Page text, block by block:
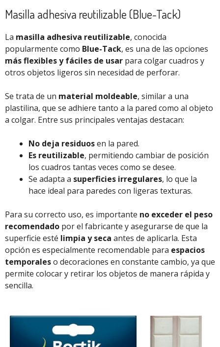
Masilla adhesiva reutilizable (Blue-Tack)
La masilla adhesiva reutilizable, conocida
popularmente como Blue-Tack, es una de las opciones
más flexibles y fáciles de usar para colgar cuadros y
otros objetos ligeros sin necesidad de perforar.
Se trata de un material moldeable, similar a una
plastilina, que se adhiere tanto a la pared como al objeto
a colgar. Entre sus principales ventajas destacan:
No deja residuosen la pared.
Es reutilizable, permitiendo cambiar de posición
los cuadros tantas veces como se desee.
Se adapta a superficies irregulares, lo que la
hace ideal para paredes con ligeras texturas.
Para su correcto uso, es importante no exceder el peso
recomendado por el fabricante y asegurarse de que la
superficie esté limpia y seca antes de aplicarla. Esta
opción es especialmente recomendable para espacios
temporaleso decoraciones en constante cambio, ya que
permite colocar y retirar los objetos de manera rápida y
sencilla.